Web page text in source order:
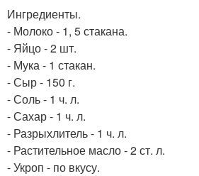
Ингредиенты.
- Молоко - 1, 5 стакана.
- Яйцо - 2 шт.
- Мука - 1 стакан.
- Сыр - 150 г.
- Соль - 1 ч. л.
- Сахар - 1 ч. л.
- Разрыхлитель - 1 ч. л.
- Растительное масло - 2 ст. л.
- Укроп - по вкусу.